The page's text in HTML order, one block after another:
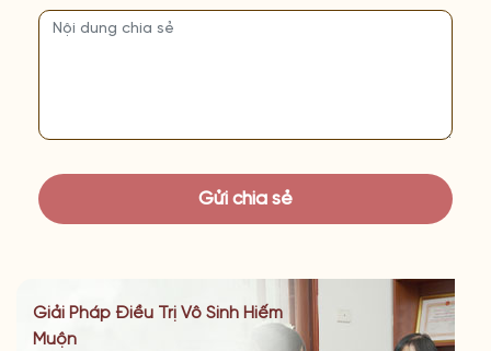
Giải Pháp Điều Trị Vô Sinh Hiếm
Muộn